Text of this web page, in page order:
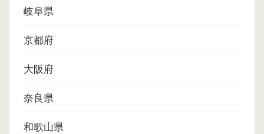
岐阜県
京都府
大阪府
奈良県
和歌山県